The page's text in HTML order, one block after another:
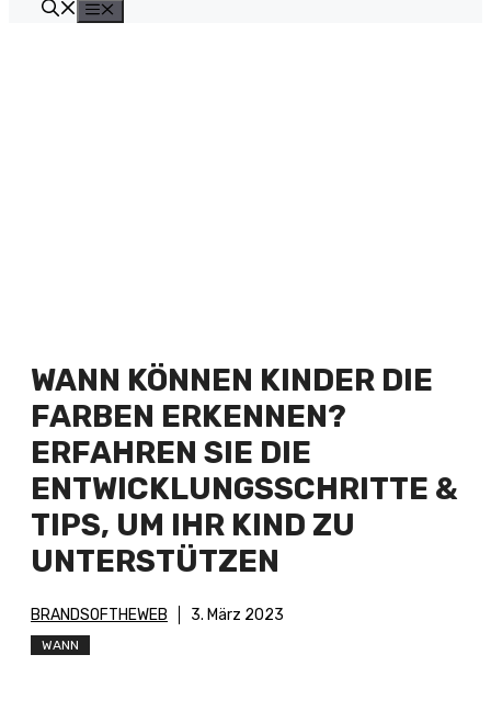
WANN KÖNNEN KINDER DIE
FARBEN ERKENNEN?
ERFAHREN SIE DIE
ENTWICKLUNGSSCHRITTE &
TIPS, UM IHR KIND ZU
UNTERSTÜTZEN
BRANDSOFTHEWEB 3. März 2023
WANN